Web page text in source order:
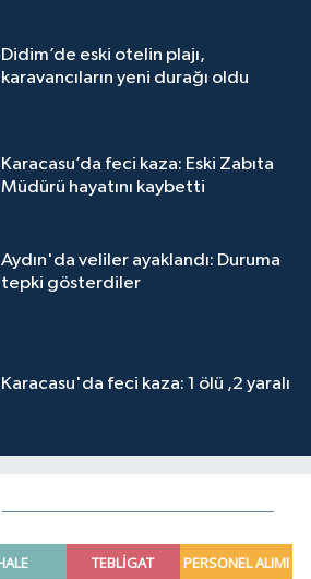
Didim’de eski otelin plajı,
karavancıların yeni durağı oldu
Karacasu’da feci kaza: Eski Zabıta
Müdürü hayatını kaybetti
Aydın'da veliler ayaklandı: Duruma
tepki gösterdiler
Karacasu'da feci kaza: 1 ölü ,2 yaralı